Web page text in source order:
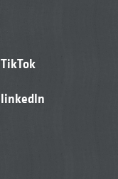
TikTok
linkedIn